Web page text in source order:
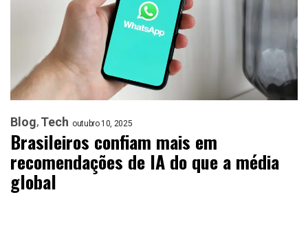
Blog Tech outubro 10, 2025
Brasileiros confiam mais em
recomendações de IA do que a média
global